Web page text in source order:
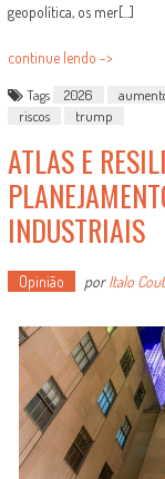
geopolítica, os mer[...]
continue lendo ->
Tags 2026
riscos
trump
ATLAS E
INDUSTRIAIS
Opinião porItalo